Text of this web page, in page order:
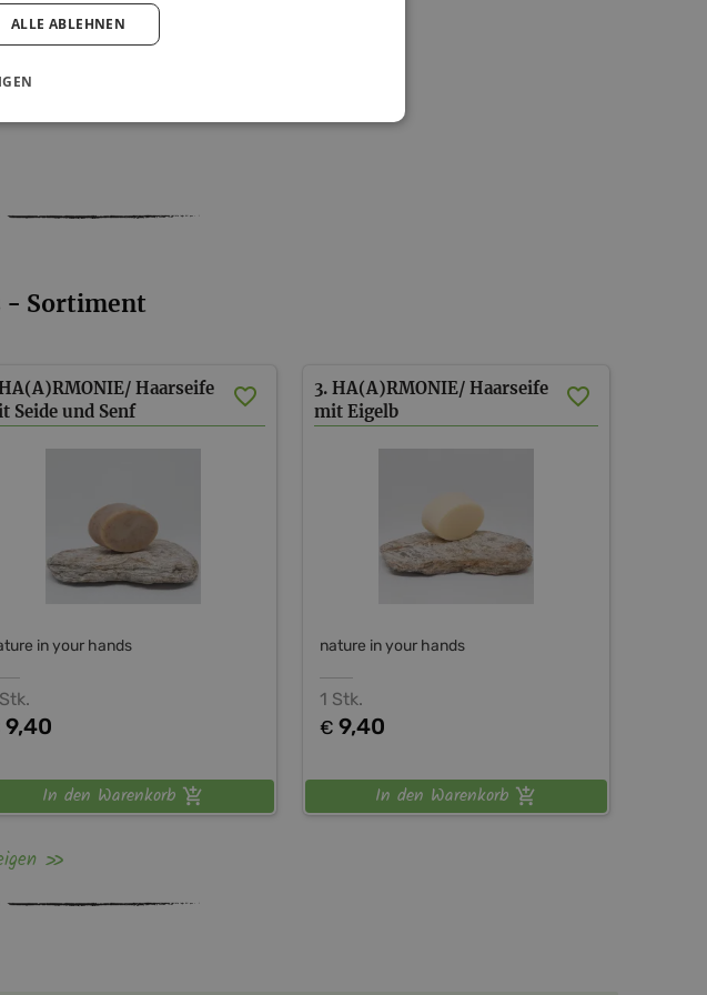
- Sortiment
Haarseife
Seide und Senf
in your hands
9,40
In den Warenkorb
3. HA(A)RMONIE/ Haarseife
mit Eigelb
nature in your hands
1 Stk.
€ 9,40
In den Warenkorb
ALLE ABLEHNEN